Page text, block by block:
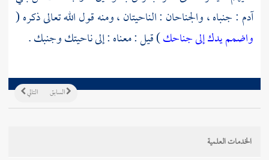
آدم : جنباه ، والجناحان : الناحيتان ، ومنه قول الله تعالى ذكره (
واضمم يدك إلى جناحك) قيل : معناه : إلى ناحيتك وجنبك .
التالي السابق
الخدمات العلمية